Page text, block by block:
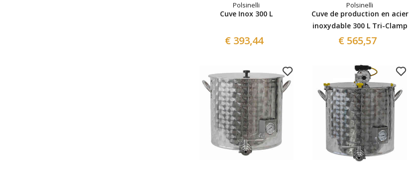
Polsinelli
Cuve Inox 300 L
€ 393,44
Polsinelli
Cuve de production en acier
inoxydable 300 L Tri-Clamp
€ 565,57